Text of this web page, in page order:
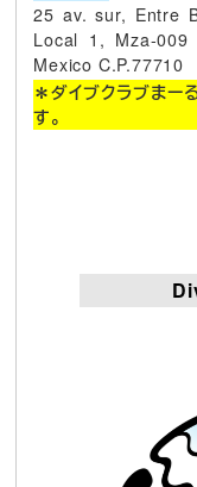
25 av. sur, Entre
Local 1, Mza-
Mexico C.P.77710
＊ダイブクラブまー
す。